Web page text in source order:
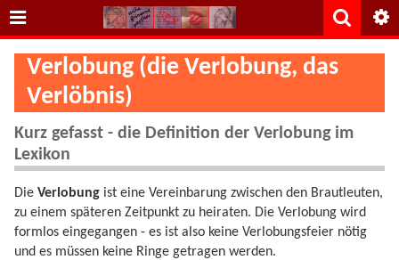
Verlobung (die Verlobung, das
Verlöbnis)
Kurz gefasst - die Definition der Verlobung im
Lexikon
Die Verlobung ist eine Vereinbarung zwischen den Brautleuten,
zu einem späteren Zeitpunkt zu heiraten. Die Verlobung wird
formlos eingegangen - es ist also keine Verlobungsfeier nötig
und es müssen keine Ringe getragen werden.